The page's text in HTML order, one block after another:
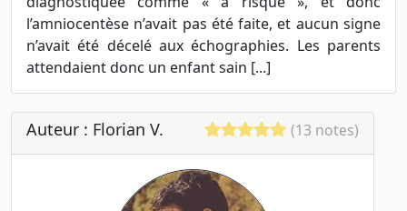
l’amniocentèse n’avait pas été faite, et aucun signe
n’avait été décelé aux échographies. Les parents
attendaient donc un enfant sain [...]
Auteur : Florian V. (13 notes)